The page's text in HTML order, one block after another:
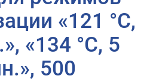
«121 °C,
«134 °C, 5
500